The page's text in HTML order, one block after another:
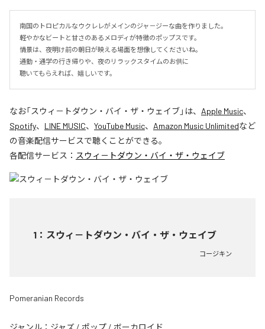
南国のトロピカルなウクレレがメインのジャ－ジーな曲を作りました。
軽やかなビートと甘さのあるメロディが特徴のポップスです。
情景は、夜明け前の朝日が映える場面を想像してくださいね。
通勤・通学の行き帰りや、夜のリラックスタイムのお供に
聴いてもらえれば、嬉しいです。
なお「スウィ－トダウン・バイ・ザ・ウェイブ」は、 Apple Music、
Spotify、 LINE MUSIC、 YouTube Music、 Amazon Music Unlimitedなど
の音楽配信サービスで聴くことができる。
各配信サービス： スウィ－トダウン・バイ・ザ・ウェイブ
1 ： スウィ－トダウン・バイ・ザ・ウェイブ
コージキン
Pomeranian Records